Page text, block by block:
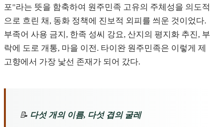
포"라는 뜻을 함축하여 원주민족 고유의 주체성을 의도적
으로 흐린 채, 동화 정책에 진보적 외피를 씌운 것이었다.
부족어 사용 금지, 한족 성씨 강요, 산지의 평지화 추진, 부
락에 도로 개통, 마을 이전. 타이완 원주민족은 이렇게 제
고향에서 가장 낯선 존재가 되어 갔다.
📝 다섯 개의 이름, 다섯 겹의 굴레